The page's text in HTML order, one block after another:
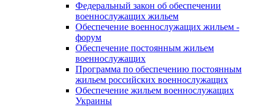
Федеральный закон об обеспечении
военнослужащих жильем
Обеспечение военнослужащих жильем -
форум
Обеспечение постоянным жильем
военнослужащих
Программа по обеспечению постоянным
жильем российских военнослужащих
Обеспечение жильем военнослужащих
Украины